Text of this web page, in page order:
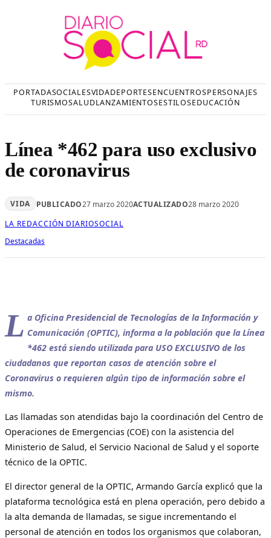
PORTADASOCIALESVIDADEPORTESENCUENTROSPERSONAJES
TURISMOSALUDLANZAMIENTOSESTILOSEDUCACIÓN
Línea *462 para uso exclusivo
de coronavirus
VIDA PUBLICADO27 marzo 2020ACTUALIZADO28 marzo 2020
LA REDACCIÓN DIARIOSOCIAL
Destacadas
L a Oficina Presidencial de Tecnologías de la Información y
Comunicación (OPTIC), informa a la población que la Línea
*462 está siendo utilizada para USO EXCLUSIVO de los
ciudadanos que reportan casos de atención sobre el
Coronavirus o requieren algún tipo de información sobre el
mismo.
Las llamadas son atendidas bajo la coordinación del Centro de
Operaciones de Emergencias (COE) con la asistencia del
Ministerio de Salud, el Servicio Nacional de Salud y el soporte
técnico de la OPTIC.
El director general de la OPTIC, Armando García explicó que la
plataforma tecnológica está en plena operación, pero debido a
la alta demanda de llamadas, se sigue incrementando el
personal de atención en todos los organismos que colaboran,